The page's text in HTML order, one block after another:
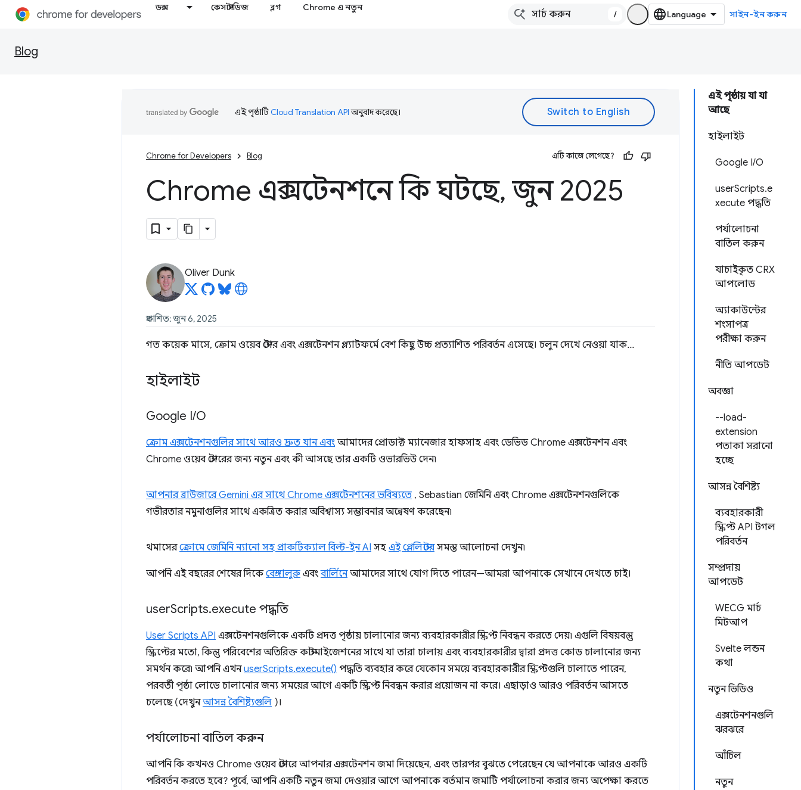
ডক্স কেস স্টাডিজ ব্লগ Chrome এ নতুন
/ সাইন-ইন করুন
Blog
এই পৃষ্ঠায় যা যা
আছে
হাইলাইট
Google I/O
userScripts.e
xecute পদ্ধতি
পর্যালোচনা
বাতিল করুন
যাচাইকৃত CRX
আপলোড
অ্যাকাউন্টের
শংসাপত্র
পরীক্ষা করুন
নীতি আপডেট
অবজ্ঞা
--load-
extension
পতাকা সরানো
হচ্ছে
আসন্ন বৈশিষ্ট্য
ব্যবহারকারী
স্ক্রিপ্ট API টগল
পরিবর্তন
সম্প্রদায়
আপডেট
WECG মার্চ
মিটআপ
Svelte লন্ডন
কথা
নতুন ভিডিও
এক্সটেনশনগুলি
ঝরঝরে
আঁচিল
নতুন
এই পৃষ্ঠাটিCloud Translation APIঅনুবাদ করেছে।
Chrome for Developers Blog এটি কাজে লেগেছে?
Chrome এক্সটেনশনে কি ঘটছে, জুন 2025
Oliver Dunk
প্রকাশিত: জুন 6, 2025
গত কয়েক মাসে, ক্রোম ওয়েব স্টোর এবং এক্সটেনশন প্ল্যাটফর্মে বেশ কিছু উচ্চ প্রত্যাশিত পরিবর্তন এসেছে। চলুন দেখে নেওয়া যাক...
হাইলাইট
Google I/O
ক্রোম এক্সটেনশনগুলির সাথে আরও দ্রুত যান এবং আমাদের প্রোডাক্ট ম্যানেজার হাফসাহ এবং ডেভিড Chrome এক্সটেনশন এবং
Chrome ওয়েব স্টোরের জন্য নতুন এবং কী আসছে তার একটি ওভারভিউ দেন৷
আপনার ব্রাউজারে Gemini এর সাথে Chrome এক্সটেনশনের ভবিষ্যতে , Sebastian জেমিনি এবং Chrome এক্সটেনশনগুলিকে
গভীরতার নমুনাগুলির সাথে একত্রিত করার অবিশ্বাস্য সম্ভাবনার অন্বেষণ করেছেন৷
থমাসেরক্রোমে জেমিনি ন্যানো সহ প্রাকটিক্যাল বিল্ট-ইন AI সহ এই প্লেলিস্টেরসমস্ত আলোচনা দেখুন৷
আপনি এই বছরের শেষের দিকেবেঙ্গালুরু এবংবার্লিনেআমাদের সাথে যোগ দিতে পারেন—আমরা আপনাকে সেখানে দেখতে চাই।
userScripts.execute পদ্ধতি
User Scripts API এক্সটেনশনগুলিকে একটি প্রদত্ত পৃষ্ঠায় চালানোর জন্য ব্যবহারকারীর স্ক্রিপ্ট নিবন্ধন করতে দেয়৷ এগুলি বিষয়বস্তু
স্ক্রিপ্টের মতো, কিন্তু পরিবেশের অতিরিক্ত কাস্টমাইজেশনের সাথে যা তারা চালায় এবং ব্যবহারকারীর দ্বারা প্রদত্ত কোড চালানোর জন্য
সমর্থন করে৷ আপনি এখনuserScripts.execute() পদ্ধতি ব্যবহার করে যেকোন সময়ে ব্যবহারকারীর স্ক্রিপ্টগুলি চালাতে পারেন,
পরবর্তী পৃষ্ঠা লোডে চালানোর জন্য সময়ের আগে একটি স্ক্রিপ্ট নিবন্ধন করার প্রয়োজন না করে। এছাড়াও আরও পরিবর্তন আসতে
চলেছে (দেখুনআসন্ন বৈশিষ্ট্যগুলি )।
পর্যালোচনা বাতিল করুন
আপনি কি কখনও Chrome ওয়েব স্টোরে আপনার এক্সটেনশন জমা দিয়েছেন, এবং তারপর বুঝতে পেরেছেন যে আপনাকে আরও একটি
পরিবর্তন করতে হবে? পূর্বে, আপনি একটি নতুন জমা দেওয়ার আগে আপনাকে বর্তমান জমাটি পর্যালোচনা করার জন্য অপেক্ষা করতে